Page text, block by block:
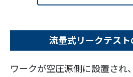
流量式リークテス
ワークが空圧源側に設置され